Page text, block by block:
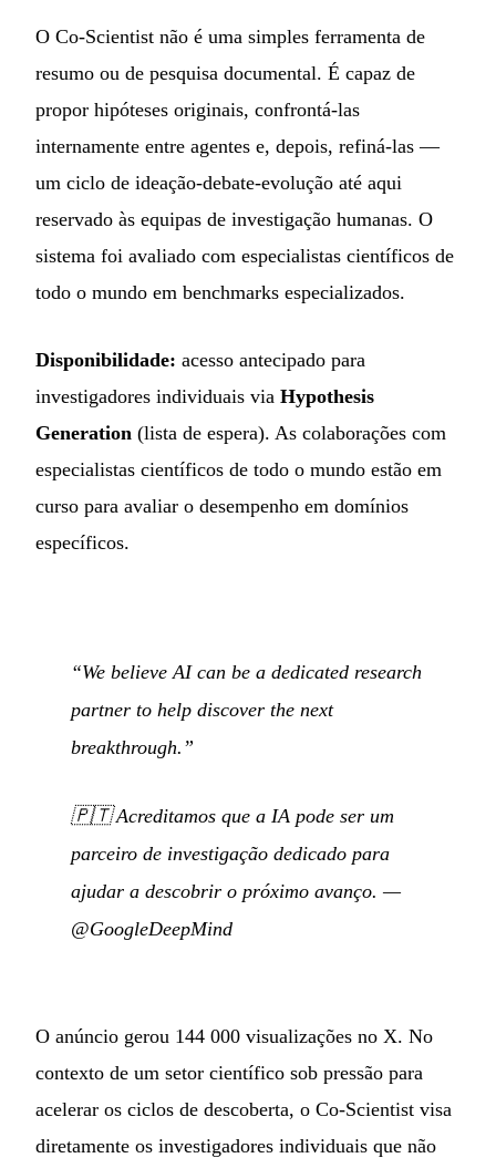
O Co-Scientist não é uma simples ferramenta de
resumo ou de pesquisa documental. É capaz de
propor hipóteses originais, confrontá-las
internamente entre agentes e, depois, refiná-las —
um ciclo de ideação-debate-evolução até aqui
reservado às equipas de investigação humanas. O
sistema foi avaliado com especialistas científicos de
todo o mundo em benchmarks especializados.
Disponibilidade: acesso antecipado para
investigadores individuais via Hypothesis
Generation (lista de espera). As colaborações com
especialistas científicos de todo o mundo estão em
curso para avaliar o desempenho em domínios
específicos.
“We believe AI can be a dedicated research
partner to help discover the next
breakthrough.”
🇵🇹Acreditamos que a IA pode ser um
parceiro de investigação dedicado para
ajudar a descobrir o próximo avanço. —
@GoogleDeepMind
O anúncio gerou 144 000 visualizações no X. No
contexto de um setor científico sob pressão para
acelerar os ciclos de descoberta, o Co-Scientist visa
diretamente os investigadores individuais que não